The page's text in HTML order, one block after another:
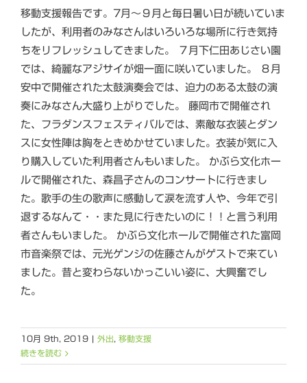
移動支援報告です。7月～９月と毎日暑い日が続いていま
したが、利用者のみなさんはいろいろな場所に行き気持
ちをリフレッシュしてきました。 ７月下仁田あじさい園
では、綺麗なアジサイが畑一面に咲いていました。 ８月
安中で開催された太鼓演奏会では、迫力のある太鼓の演
奏にみなさん大盛り上がりでした。 藤岡市で開催され
た、フラダンスフェスティバルでは、素敵な衣装とダン
スに女性陣は胸をときめかせていました。衣装が気に入
り購入していた利用者さんもいました。 かぶら文化ホー
ルで開催された、森昌子さんのコンサートに行きまし
た。歌手の生の歌声に感動して涙を流す人や、今年で引
退するなんて・・また見に行きたいのに！！と言う利用
者さんもいました。 かぶら文化ホールで開催された富岡
市音楽祭では、元光ゲンジの佐藤さんがゲストで来てい
ました。昔と変わらないかっこいい姿に、大興奮でし
た。
10月 9th, 2019 | 外出
移動支援
続きを読む